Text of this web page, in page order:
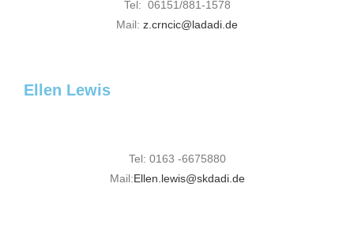
Tel: 06151/881-1578
Mail: z.crncic@ladadi.de
Ellen Lewis
Tel: 0163 -6675880
Mail:Ellen.lewis@skdadi.de